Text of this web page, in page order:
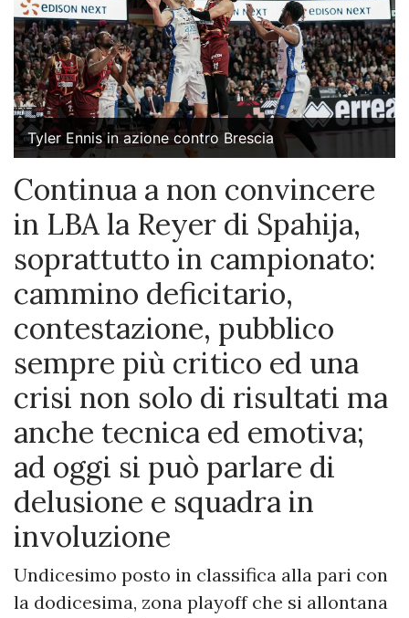
Tyler Ennis in azione contro Brescia
Continua a non convincere
in LBA la Reyer di Spahija,
soprattutto in campionato:
cammino deficitario,
contestazione, pubblico
sempre più critico ed una
crisi non solo di risultati ma
anche tecnica ed emotiva;
ad oggi si può parlare di
delusione e squadra in
involuzione
Undicesimo posto in classifica alla pari con
la dodicesima, zona playoff che si allontana